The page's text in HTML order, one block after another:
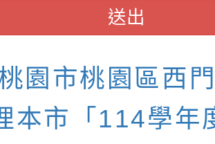
送出
園市桃園區西
本市「114學年